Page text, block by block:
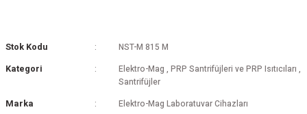
Stok Kodu NST-M 815 M
Kategori Elektro-Mag , PRP Santrifüjleri ve PRP Isıtıcıları ,
Santrifüjler
Marka Elektro-Mag Laboratuvar Cihazları